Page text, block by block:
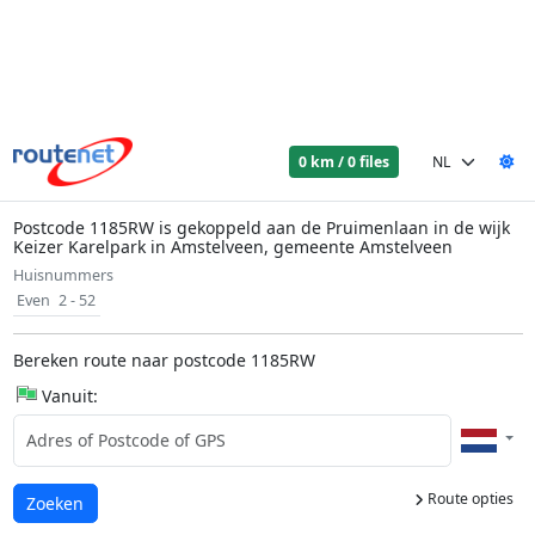
0 km / 0 files
Postcode 1185RW is gekoppeld aan de Pruimenlaan in de wijk
Keizer Karelpark in Amstelveen, gemeente Amstelveen
Huisnummers
Even 2 - 52
Bereken route naar postcode 1185RW
Vanuit:
Route opties
Laden...
Zoeken